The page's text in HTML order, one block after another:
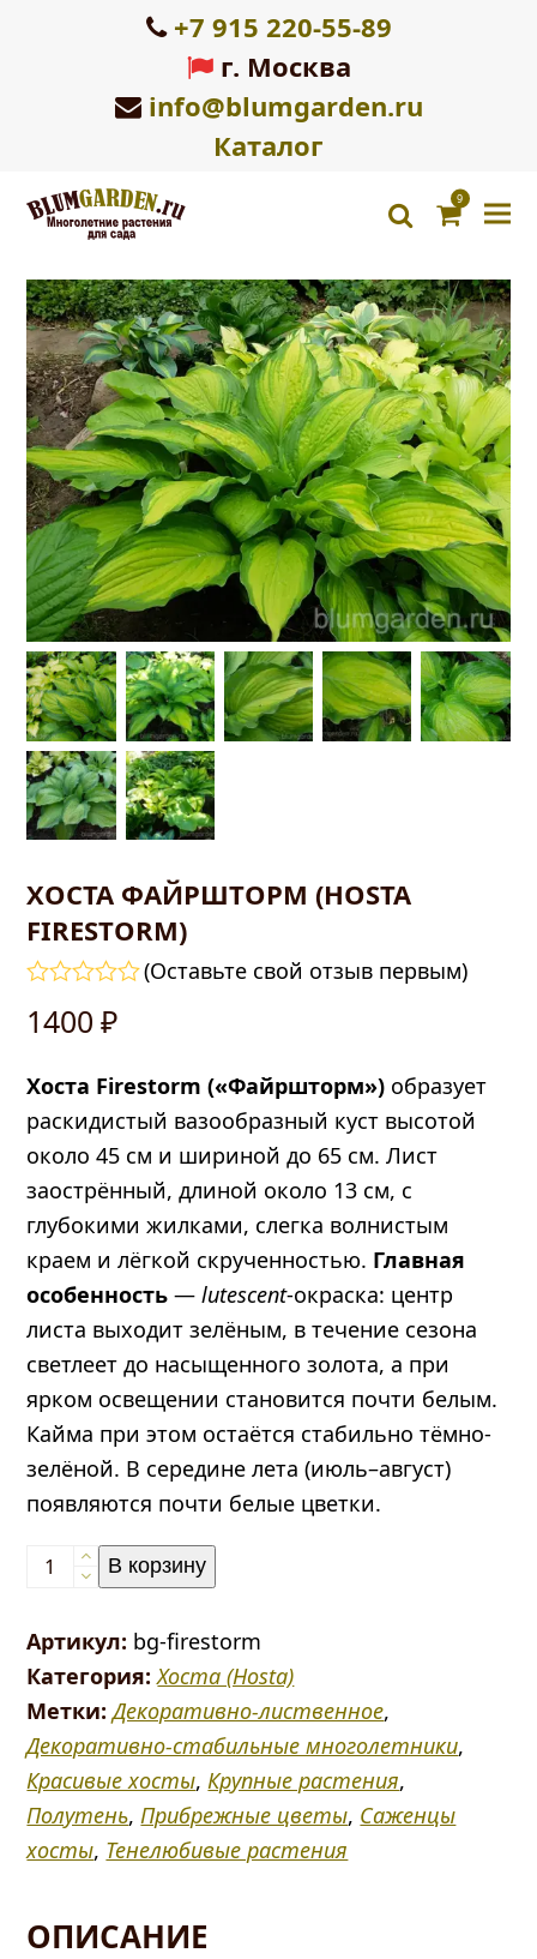
+7 915 220-55-89
г. Москва
info@blumgarden.ru
Каталог
search
9
ХОСТА ФАЙРШТОРМ (HOSTA
FIRESTORM)
0
(Оставьте свой отзыв первым)
1400₽
Хоста Firestorm («Файршторм») образует
раскидистый вазообразный куст высотой
около 45 см и шириной до 65 см. Лист
заострённый, длиной около 13 см, с
глубокими жилками, слегка волнистым
краем и лёгкой скрученностью. Главная
особенность —lutescent-окраска: центр
листа выходит зелёным, в течение сезона
светлеет до насыщенного золота, а при
ярком освещении становится почти белым.
Кайма при этом остаётся стабильно тёмно-
зелёной. В середине лета (июль–август)
появляются почти белые цветки.
Количество
товара
Хоста
Файршторм
(Hosta
Firestorm)
В корзину
Артикул: bg-firestorm
Категория: Хоста (Hosta)
Метки: Декоративно-лиственное,
Декоративно-стабильные многолетники,
Красивые хосты,Крупные растения,
Полутень,Прибрежные цветы, Саженцы
хосты, Тенелюбивые растения
ОПИСАНИЕ